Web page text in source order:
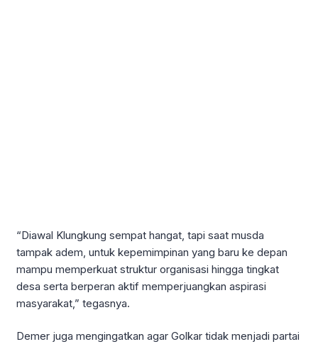
“Diawal Klungkung sempat hangat, tapi saat musda
tampak adem, untuk kepemimpinan yang baru ke depan
mampu memperkuat struktur organisasi hingga tingkat
desa serta berperan aktif memperjuangkan aspirasi
masyarakat,” tegasnya.
Demer juga mengingatkan agar Golkar tidak menjadi partai